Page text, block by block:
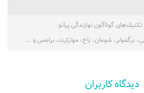
گوناگون نوازندگی پیانو
برگمولر، شومان، باخ، موتزارت، برامس و ...
دیدگاه کاربران